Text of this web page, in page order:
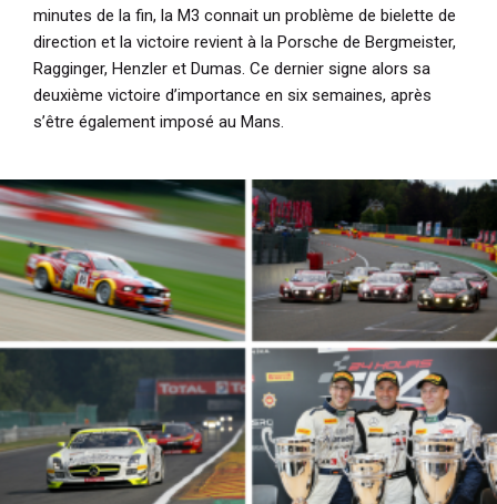
minutes de la fin, la M3 connait un problème de bielette de
direction et la victoire revient à la Porsche de Bergmeister,
Ragginger, Henzler et Dumas. Ce dernier signe alors sa
deuxième victoire d’importance en six semaines, après
s’être également imposé au Mans.